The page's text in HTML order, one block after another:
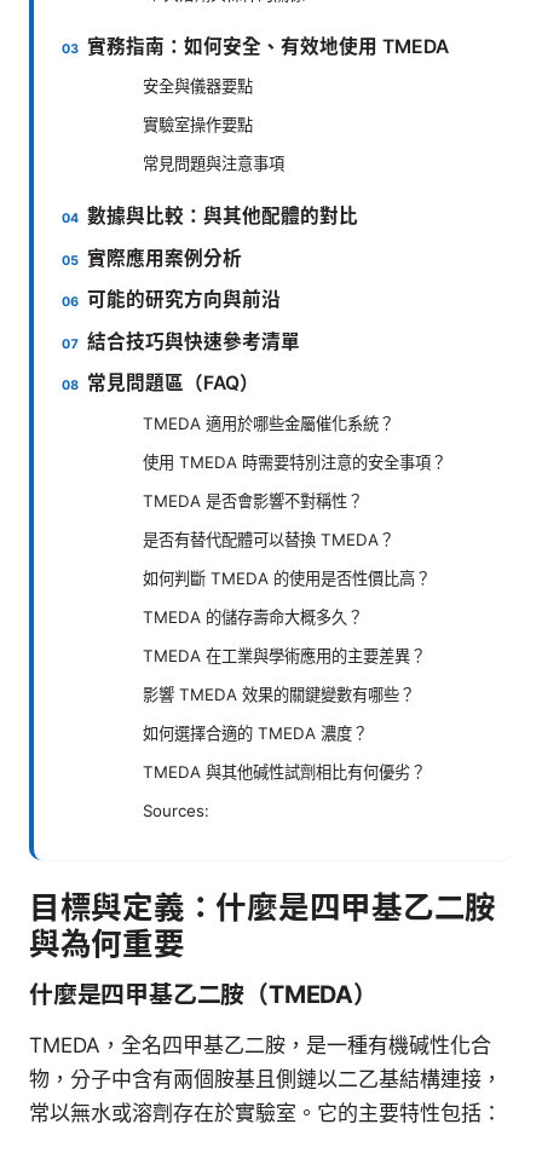
實務指南：如何安全、有效地使用 TMEDA
安全與儀器要點
實驗室操作要點
常見問題與注意事項
數據與比較：與其他配體的對比
實際應用案例分析
可能的研究方向與前沿
結合技巧與快速參考清單
常見問題區（FAQ）
TMEDA 適用於哪些金屬催化系統？
使用 TMEDA 時需要特別注意的安全事項？
TMEDA 是否會影響不對稱性？
是否有替代配體可以替換 TMEDA？
如何判斷 TMEDA 的使用是否性價比高？
TMEDA 的儲存壽命大概多久？
TMEDA 在工業與學術應用的主要差異？
影響 TMEDA 效果的關鍵變數有哪些？
如何選擇合適的 TMEDA 濃度？
TMEDA 與其他碱性試劑相比有何優劣？
Sources:
目標與定義：什麼是四甲基乙二胺
與為何重要
什麼是四甲基乙二胺（TMEDA）
TMEDA，全名四甲基乙二胺，是一種有機碱性化合
物，分子中含有兩個胺基且側鏈以二乙基結構連接，
常以無水或溶劑存在於實驗室。它的主要特性包括：